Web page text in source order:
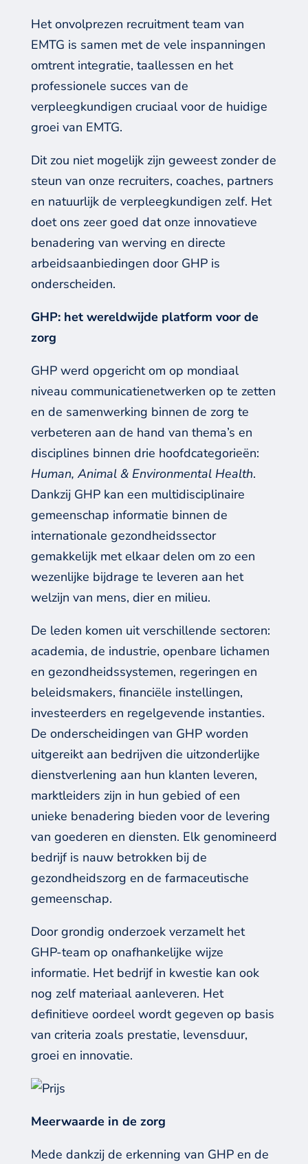
Hetonvolprezen recruitment team van
EMTG is samen met de vele inspanningen
omtrent integratie, taallessen en het
professionele succes van de
verpleegkundigen cruciaal voorde huidige
groei van EMTG.
Dit zou niet mogelijk zijn geweestzonder de
steun van onze recruiters, coaches, partners
en natuurlijk de verpleegkundigen zelf. Het
doetons zeergoed datonze innovatieve
benadering van werving en directe
arbeidsaanbiedingen door GHP is
onderscheiden.
GHP: het wereldwijdeplatform voor de
zorg
GHP werd opgericht om op mondiaal
niveau communicatienetwerken op te zetten
en de samenwerking binnen de zorg te
verbeteren aan de hand van thema’s en
disciplines binnen drie hoofdcategorieën:
Human, Animal & Environmental Health.
Dankzij GHP kan een multidisciplinaire
gemeenschap informatie binnen de
internationale gezondheidssector
gemakkelijk met elkaar delen om zo een
wezenlijke bijdrage te leveren aan het
welzijn van mens, dier en milieu.
De leden komen uit verschillende sectoren:
academia, de industrie, openbare lichamen
en gezondheidssystemen, regeringen en
beleidsmakers, financiële instellingen,
investeerders en regelgevende instanties.
De onderscheidingen van GHP worden
uitgereikt aan bedrijven die uitzonderlijke
dienstverlening aan hun klanten leveren,
marktleiders zijn in hun gebied of een
unieke benadering bieden voor de levering
van goederen en diensten. Elk genomineerd
bedrijf is nauw betrokken bij de
gezondheidszorg en de farmaceutische
gemeenschap.
Door grondig onderzoek verzamelt het
GHP-team op onafhankelijke wijze
informatie. Het bedrijf in kwestie kan ook
nog zelf materiaal aanleveren. Het
definitieve oordeel wordt gegeven op basis
van criteria zoals prestatie, levensduur,
groei en innovatie.
Meerwaarde in de zorg
Mede dankzij de erkenning van GHP en de